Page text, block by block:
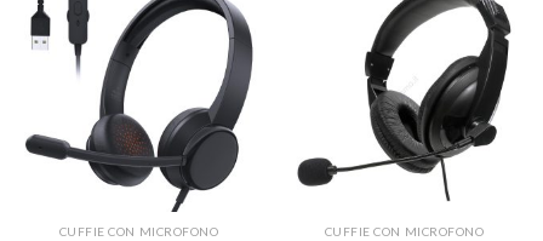
CUFFIE CON MICROFONO CUFFIE CON MICROFONO